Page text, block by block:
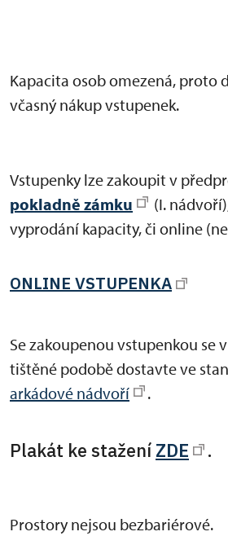
Kapacita osob omezená, proto
včasný nákup vstupenek.
Vstupenky lze zakoupit v
pokladně zámku
(I.
vyprodání kapacity, či online
ONLINE VSTUPENKA
Se zakoupenou vstupenkou se
tištěné podobě dostavte ve
arkádové nádvoří
.
Plakát ke stažení ZDE .
Prostory nejsou bezbariérové.